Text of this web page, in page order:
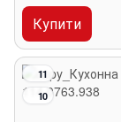
Купити
11
10